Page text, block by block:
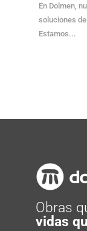
En Dolmen,
soluciones
Estamos...
Obras
vidas